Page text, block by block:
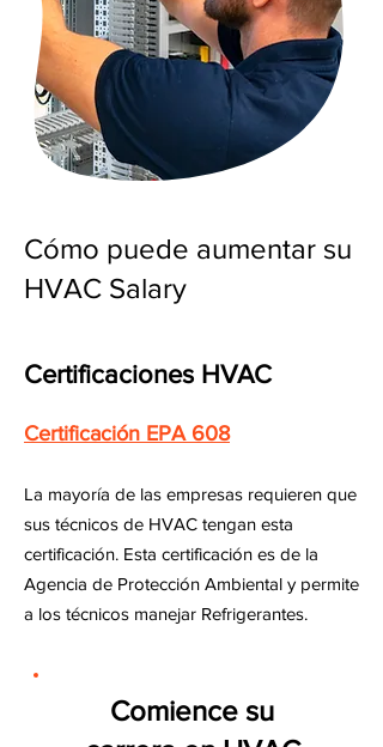
Cómo puede aumentar su
HVAC Salary
Certificaciones HVAC
Certificación EPA 608
La mayoría de las empresas requieren que
sus técnicos de HVAC tengan esta
certificación. Esta certificación es de la
Agencia de Protección Ambiental y permite
a los técnicos manejar Refrigerantes.
Comience su